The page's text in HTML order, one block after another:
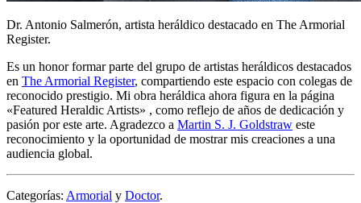
Dr. Antonio Salmerón, artista heráldico destacado en The Armorial
Register.
Es un honor formar parte del grupo de artistas heráldicos destacados
en The Armorial Register, compartiendo este espacio con colegas de
reconocido prestigio. Mi obra heráldica ahora figura en la página
«Featured Heraldic Artists» , como reflejo de años de dedicación y
pasión por este arte. Agradezco a Martin S. J. Goldstraw este
reconocimiento y la oportunidad de mostrar mis creaciones a una
audiencia global.
Categorías: Armorial y Doctor.